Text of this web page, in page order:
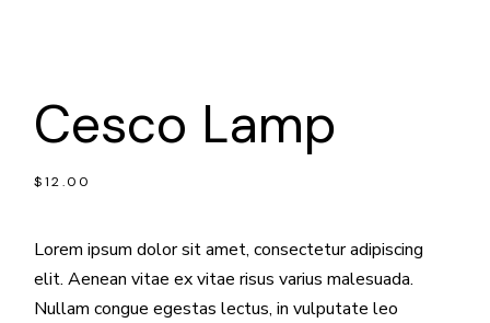
Cesco Lamp
$12.00
Lorem ipsum dolor sit amet, consectetur adipiscing
elit. Aenean vitae ex vitae risus varius malesuada.
Nullam congue egestas lectus, in vulputate leo